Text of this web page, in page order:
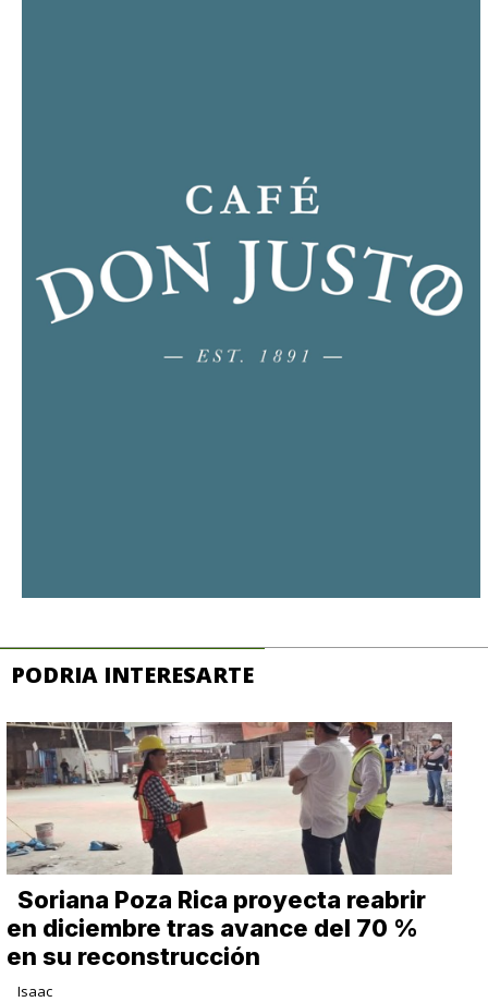
PODRIA INTERESARTE
Soriana Poza Rica proyecta reabrir
en diciembre tras avance del 70 %
en su reconstrucción
Isaac